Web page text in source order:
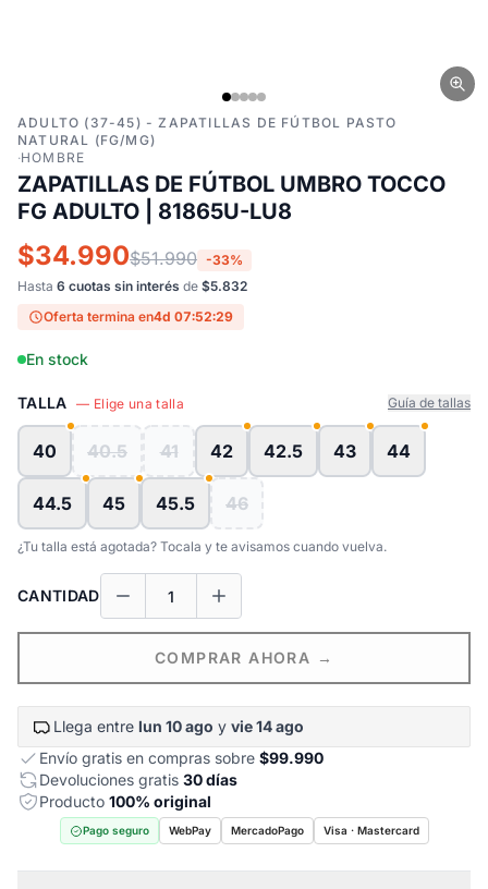
ADULTO (37-45) - ZAPATILLAS DE FÚTBOL PASTO
NATURAL (FG/MG)
·HOMBRE
ZAPATILLAS DE FÚTBOL UMBRO TOCCO
FG ADULTO | 81865U-LU8
$34.990$51.990 -33%
Hasta 6 cuotas sin interés de $5.832
Oferta termina en4d 07:52:28
En stock
TALLA — Elige una talla Guía de tallas
40 40.5 41 42 42.5 43 44
44.5 45 45.5 46
¿Tu talla está agotada? Tocala y te avisamos cuando vuelva.
CANTIDAD
COMPRAR AHORA →
Llega entre lun 10 ago y vie 14 ago
Envío gratis en compras sobre $99.990
Devoluciones gratis 30 días
Producto 100% original
Pago seguro WebPay MercadoPago Visa · Mastercard